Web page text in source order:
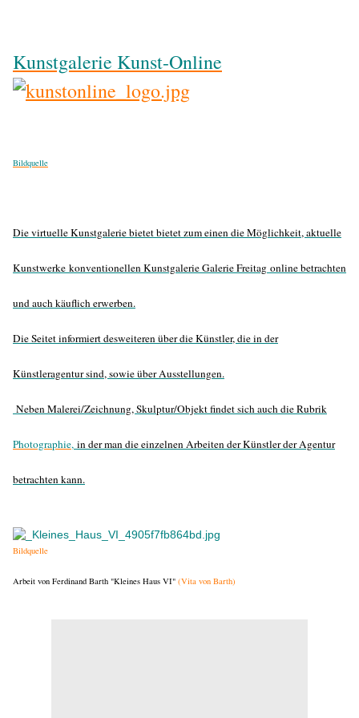
Kunstgalerie Kunst-Online
Bildquelle
Die virtuelle Kunstgalerie bietet bietet zum einen die Möglichkeit, aktuelle
Kunstwerke konventionellen Kunstgalerie Galerie Freitag online betrachten
und auch käuflich erwerben.
Die Seitet informiert desweiteren über die Künstler, die in der
Künstleragentur sind, sowie über Ausstellungen.
Neben Malerei/Zeichnung, Skulptur/Objekt findet sich auch die Rubrik
Photographie, in der man die einzelnen Arbeiten der Künstler der Agentur
betrachten kann.
Bildquelle
Arbeit von Ferdinand Barth "Kleines Haus VI" (Vita von Barth)